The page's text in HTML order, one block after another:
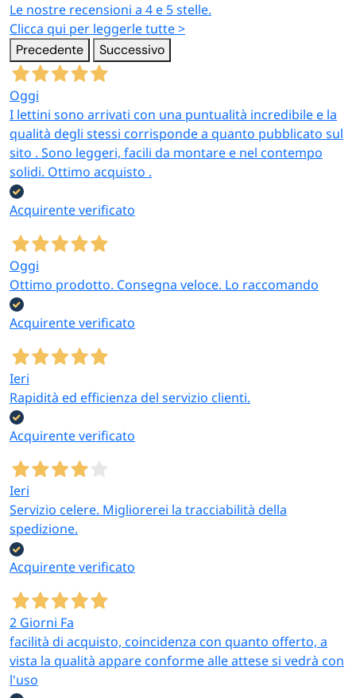
Le nostre recensioni a 4 e 5 stelle.
Clicca qui per leggerle tutte >
Precedente Successivo
Oggi
I lettini sono arrivati con una puntualità incredibile e la
qualità degli stessi corrisponde a quanto pubblicato sul
sito . Sono leggeri, facili da montare e nel contempo
solidi. Ottimo acquisto .
Acquirente verificato
Oggi
Ottimo prodotto. Consegna veloce. Lo raccomando
Acquirente verificato
Ieri
Rapidità ed efficienza del servizio clienti.
Acquirente verificato
Ieri
Servizio celere. Migliorerei la tracciabilità della
spedizione.
Acquirente verificato
2 Giorni Fa
facilità di acquisto, coincidenza con quanto offerto, a
vista la qualità appare conforme alle attese si vedrà con
l'uso